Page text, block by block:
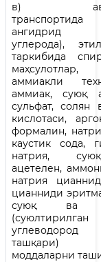
в)
транспортида
ангидрид
углерода),
таркибида
маҳсулотлар,
аммиакли
аммиак, суюқ
сульфат, солян
кислотаси,
формалин,
каустик сода,
натрия,
ацетелен,
натрия
цианниди
суюқ ва
(суюлтирилган
углеводород
ташқари)
моддаларни